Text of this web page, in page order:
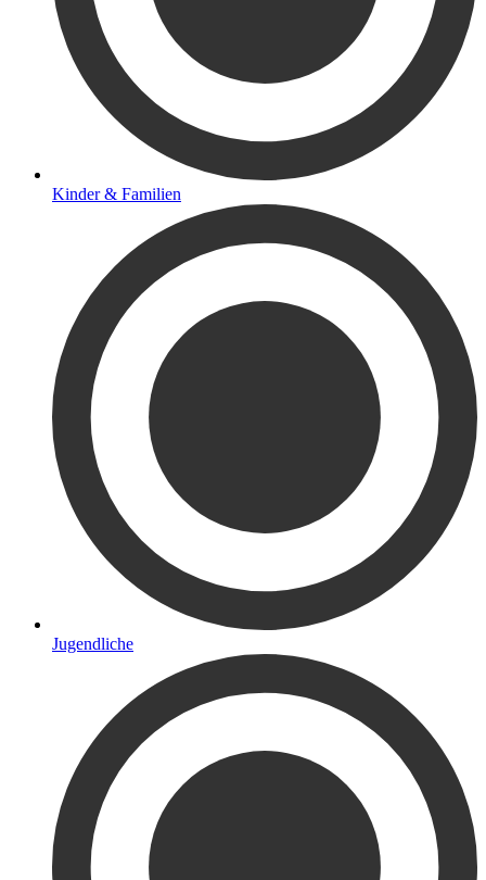
Kinder & Familien
Jugendliche